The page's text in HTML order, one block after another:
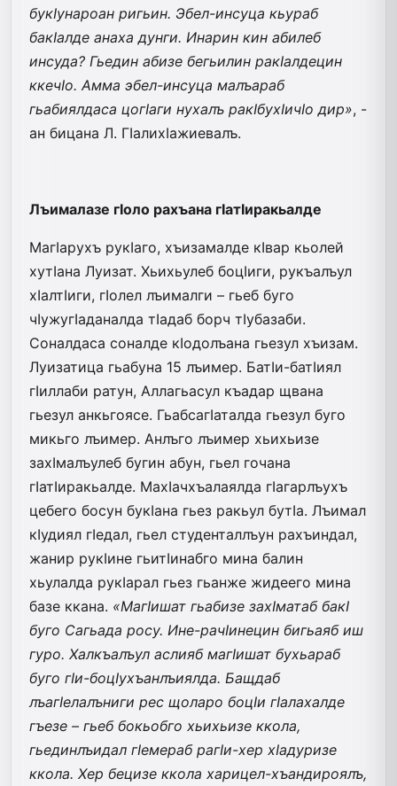
букIунароан ригьин. Эбел-инсуца кьураб
бакIалде анаха дунги. Инарин кин абилеб
инсуда? Гьедин абизе бегьилин ракIалдецин
ккечIо. Амма эбел-инсуца малъараб
гьабиялдаса цогIаги нухалъ ракIбухIичIо дир», -
ан бицана Л. ГIалихIажиевалъ.
Лъималазе гIоло рахъана гIатIиракьалде
МагIарухъ рукIаго, хъизамалде кIвар кьолей
хутIана Луизат. Хьихьулеб боцIиги, рукъалъул
хIалтIиги, гIолел лъималги – гьеб буго
чIужугIаданалда тIадаб борч тIубазаби.
Соналдаса соналде кIодолъана гьезул хъизам.
Луизатица гьабуна 15 лъимер. БатIи-батIиял
гIиллаби ратун, Аллагьасул къадар щвана
гьезул анкьгоясе. ГьабсагIаталда гьезул буго
микьго лъимер. Анлъго лъимер хьихьизе
захIмалъулеб бугин абун, гьел гочана
гIатIиракьалде. МахIачхъалаялда гIагарлъухъ
цебего босун букIана гьез ракьул бутIа. Лъимал
кIудиял гIедал, гьел студенталлъун рахъиндал,
жанир рукIине гьитIинабго мина балин
хьулалда рукIарал гьез гьанже жидеего мина
базе ккана. «МагIишат гьабизе захIматаб бакI
буго Сагьада росу. Ине-рачIинецин бигьаяб иш
гуро. Халкъалъул аслияб магIишат бухьараб
буго гIи-боцIухъанлъиялда. Бащдаб
лъагIелалъниги рес щоларо боцIи гIалахалде
гъезе – гьеб бокьобго хьихьизе ккола,
гьединлъидал гIемераб рагIи-хер хIадуризе
ккола. Хер бецизе ккола харицел-хъандироялъ,